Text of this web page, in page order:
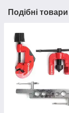
Подібні